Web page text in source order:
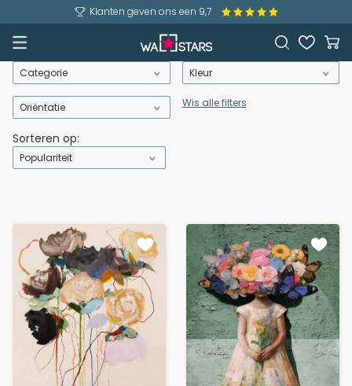
Klanten geven ons een 9,7
Categorie Kleur
Oriëntatie Wis alle filters
Sorteren op:
Populariteit